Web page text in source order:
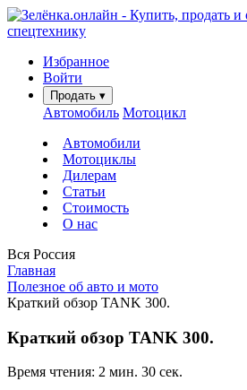
Избранное
Войти
Продать ▾
Автомобиль Мотоцикл
Автомобили
Мотоциклы
Дилерам
Статьи
Стоимость
О нас
Вся Россия
Главная
Полезное об авто и мото
Краткий обзор TANK 300.
Краткий обзор TANK 300.
Время чтения: 2 мин. 30 сек.